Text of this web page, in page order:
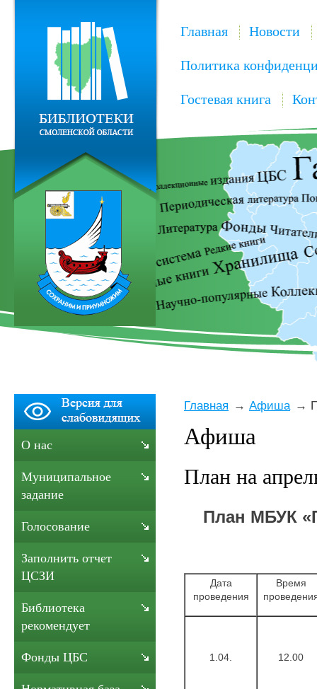
Главная Новости
Политика
Гостевая книга
Главная Афиша
Афиша
План на
План МБУК
Дата
проведения
Время
1.04. 12.00
О нас
Муниципальное
задание
Голосование
Заполнить отчет
ЦСЗИ
Библиотека
рекомендует
Фонды ЦБС